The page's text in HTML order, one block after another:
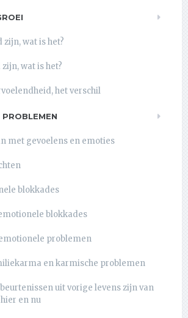
wat is het?
wat is het?
het verschil
met gevoelens en emoties
blokkades
blokkades
problemen
en karmische problemen
uit vorige levens zijn van
en nu